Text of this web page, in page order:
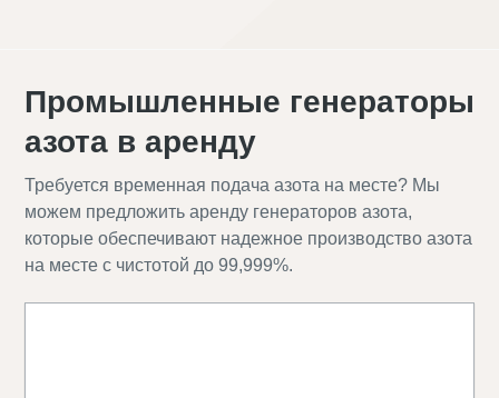
Промышленные генераторы
азота в аренду
Требуется временная подача азота на месте? Мы
можем предложить аренду генераторов азота,
которые обеспечивают надежное производство азота
на месте с чистотой до 99,999%.